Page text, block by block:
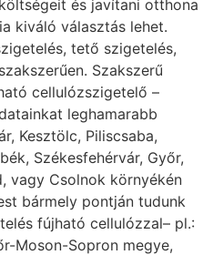
és javítani otthona
kiváló választás lehet.
tető szigetelés,
Szakszerű
cellulózszigetelő –
leghamarabb
Kesztölc, Piliscsaba,
Székesfehérvár, Győr,
vagy Csolnok környékén
bármely pontján tudunk
fújható cellulózzal– pl.:
Moson-Sopron megye,